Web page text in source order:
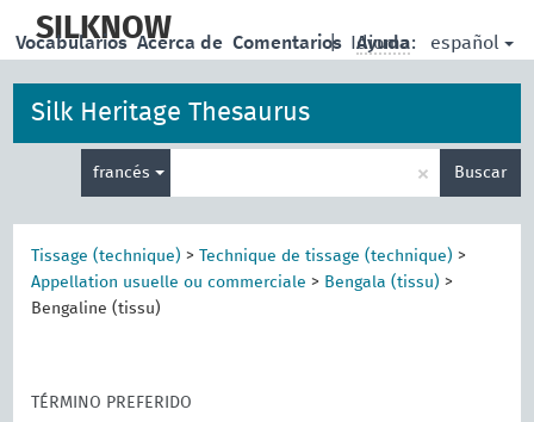
main
SILKNOW | Idioma: español
Vocabularios Acerca de Comentarios Ayuda
Silk Heritage Thesaurus
francés × Buscar
Tissage (technique) > Technique de tissage (technique) >
Appellation usuelle ou commerciale > Bengala (tissu) >
Bengaline (tissu)
TÉRMINO PREFERIDO